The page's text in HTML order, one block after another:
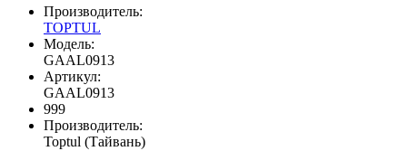
Производитель:
TOPTUL
Модель:
GAAL0913
Артикул:
GAAL0913
999
Производитель:
Toptul (Тайвань)